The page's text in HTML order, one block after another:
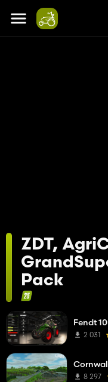
ZDT,
Pack
2 031
8 297